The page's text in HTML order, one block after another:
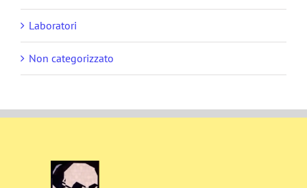
Laboratori
Non categorizzato